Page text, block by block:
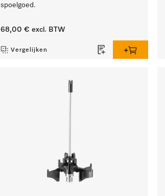
spoelgoed.
68,00 € excl. BTW
Vergelijken